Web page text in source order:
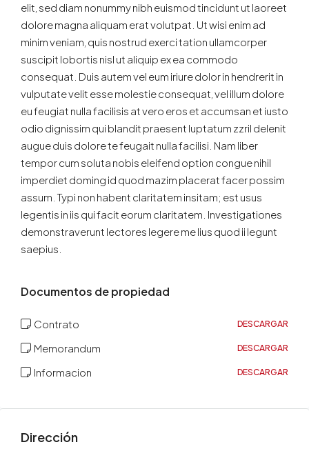
elit, sed diam nonummy nibh euismod tincidunt ut laoreet
dolore magna aliquam erat volutpat. Ut wisi enim ad
minim veniam, quis nostrud exerci tation ullamcorper
suscipit lobortis nisl ut aliquip ex ea commodo
consequat. Duis autem vel eum iriure dolor in hendrerit in
vulputate velit esse molestie consequat, vel illum dolore
eu feugiat nulla facilisis at vero eros et accumsan et iusto
odio dignissim qui blandit praesent luptatum zzril delenit
augue duis dolore te feugait nulla facilisi. Nam liber
tempor cum soluta nobis eleifend option congue nihil
imperdiet doming id quod mazim placerat facer possim
assum. Typi non habent claritatem insitam; est usus
legentis in iis qui facit eorum claritatem. Investigationes
demonstraverunt lectores legere me lius quod ii legunt
saepius.
Documentos de propiedad
Contrato DESCARGAR
Memorandum DESCARGAR
Informacion DESCARGAR
Dirección